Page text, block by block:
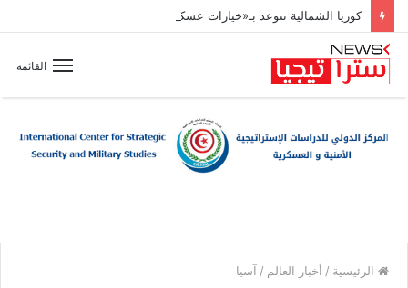
القائمة
الرئيسية / أخبار العالم / آسيا